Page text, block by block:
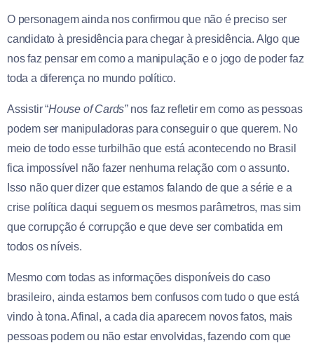
O personagem ainda nos confirmou que não é preciso ser
candidato à presidência para chegar à presidência. Algo que
nos faz pensar em como a manipulação e o jogo de poder faz
toda a diferença no mundo político.
Assistir “House of Cards”nos faz refletir em como as pessoas
podem ser manipuladoras para conseguir o que querem. No
meio de todo esse turbilhão que está acontecendo no Brasil
fica impossível não fazer nenhuma relação com o assunto.
Isso não quer dizer que estamos falando de que a série e a
crise política daqui seguem os mesmos parâmetros, mas sim
que corrupção é corrupção e que deve ser combatida em
todos os níveis.
Mesmo com todas as informações disponíveis do caso
brasileiro, ainda estamos bem confusos com tudo o que está
vindo à tona. Afinal, a cada dia aparecem novos fatos, mais
pessoas podem ou não estar envolvidas, fazendo com que